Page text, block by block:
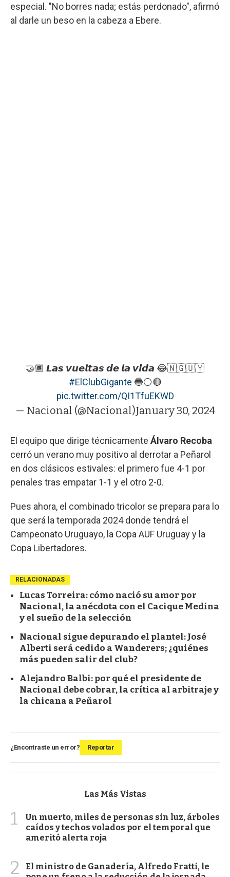
especial. "No borres nada; estás perdonado", afirmó
al darle un beso en la cabeza a Ebere.
🤝🏾 𝙇𝙖𝙨 𝙫𝙪𝙚𝙡𝙩𝙖𝙨 𝙙𝙚 𝙡𝙖 𝙫𝙞𝙙𝙖 😂🇳🇬🇺🇾
#ElClubGigante 🔵⚪️🔴
pic.twitter.com/QI1TfuEKWD
— Nacional (@Nacional)January 30, 2024
El equipo que dirige técnicamente Álvaro Recoba
cerró un verano muy positivo al derrotar a Peñarol
en dos clásicos estivales: el primero fue 4-1 por
penales tras empatar 1-1 y el otro 2-0.
Pues ahora, el combinado tricolor se prepara para lo
que será la temporada 2024 donde tendrá el
Campeonato Uruguayo, la Copa AUF Uruguay y la
Copa Libertadores.
RELACIONADAS
Lucas Torreira: cómo nació su amor por
Nacional, la anécdota con el Cacique Medina
y el sueño de la selección
Nacional sigue depurando el plantel: José
Alberti será cedido a Wanderers; ¿quiénes
más pueden salir del club?
Alejandro Balbi: por qué el presidente de
Nacional debe cobrar, la crítica al arbitraje y
la chicana a Peñarol
¿Encontraste un error? Reportar
Las Más Vistas
1
Un muerto, miles de personas sin luz, árboles
caídos y techos volados por el temporal que
ameritó alerta roja
2
El ministro de Ganadería, Alfredo Fratti, le